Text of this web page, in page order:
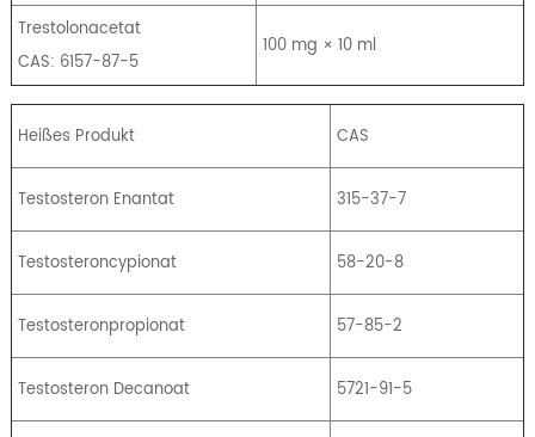
Trestolonacetat
CAS: 6157-87-5
100 mg × 10 ml
Heißes Produkt CAS
Testosteron Enantat 315-37-7
Testosteroncypionat 58-20-8
Testosteronpropionat 57-85-2
Testosteron Decanoat 5721-91-5